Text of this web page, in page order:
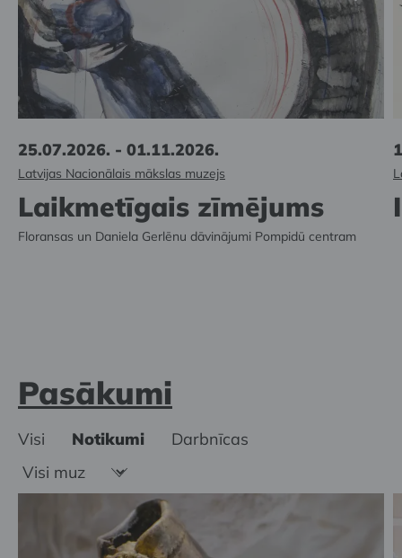
25.07.2026. - 01.11.2026.
Latvijas Nacionālais mākslas muzejs
Laikmetīgais zīmējums
Floransas un Daniela Gerlēnu dāvinājumi Pompidū centram
Pasākumi
Visi Notikumi Darbnīcas